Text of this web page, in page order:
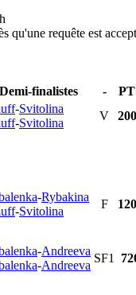
requête est
Demi-finalistes -
-Svitolina
-Svitolina
V
-Rybakina
-Svitolina
F
-Andreeva
-Andreeva
SF1